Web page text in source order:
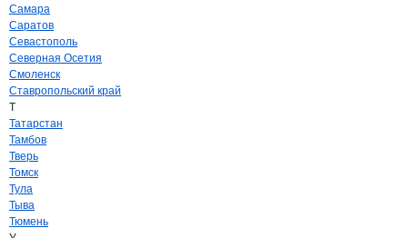
Самара
Саратов
Севастополь
Северная Осетия
Смоленск
Ставропольский край
Т
Татарстан
Тамбов
Тверь
Томск
Тула
Тыва
Тюмень